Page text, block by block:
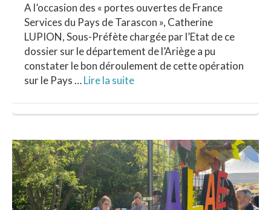
A l’occasion des « portes ouvertes de France
Services du Pays de Tarascon », Catherine
LUPION, Sous-Préfète chargée par l’Etat de ce
dossier sur le département de l’Ariège a pu
constater le bon déroulement de cette opération
sur le Pays …Lire la suite